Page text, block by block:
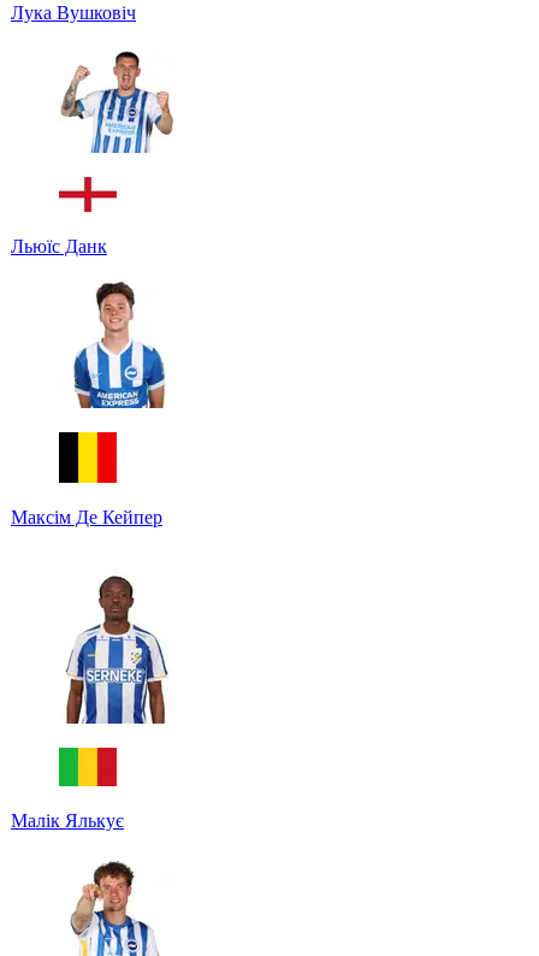
Лука Вушковіч
Льюїс Данк
Максім Де Кейпер
Малік Ялькує